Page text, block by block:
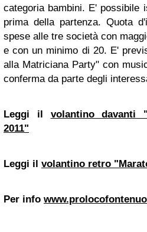
categoria bambini. E' possibile
prima della partenza. Quota
spese alle tre società con
e con un minimo di 20. E'
alla Matriciana Party" con
conferma da parte degli
Leggi il volantino davanti
2011"
Leggi il volantino retro
Per info